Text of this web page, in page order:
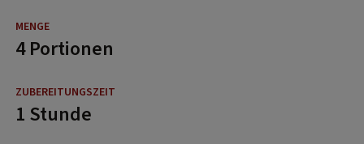
4 Portionen
1 Stunde